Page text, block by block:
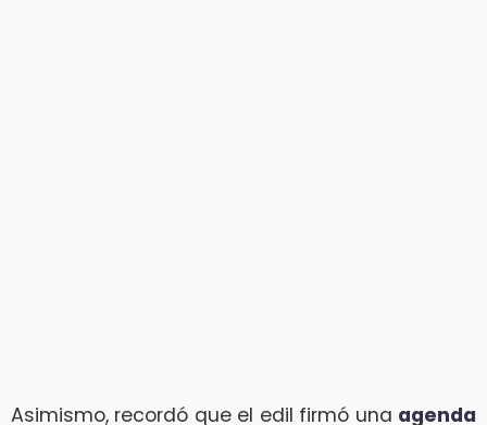
Asimismo, recordó que el edil firmó una agenda